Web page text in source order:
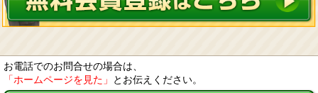
お電話でのお問合せの場合は、
「ホームページを見た」
とお伝えください。